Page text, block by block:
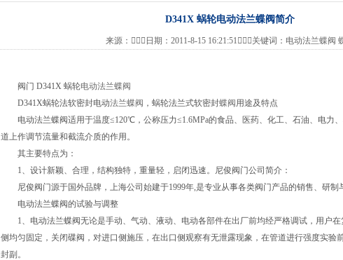
D341X 蜗轮电动法兰蝶阀简介
来源：日期：2011-8-15 16:21:51关键词： 电动法兰蝶阀
阀门 D341X 蜗轮电动法兰蝶阀
D341X蜗轮法软密封电动法兰蝶阀 ，蜗轮法兰式软密封蝶阀 用途及特点
电动法兰蝶阀适用于温度≤120℃，公称压力≤1.6MPa的食品、医药、化工、石油、电力
道上作调节流量和截流介质的作用。
其主要特点为：
1、设计新颖、合理，结构独特，重量轻，启闭迅速。尼俊阀门公司简介：
尼俊阀门源于国外品牌，上海公司始建于1999年,是专业从事各类阀门产品的销售、研制
电动法兰蝶阀的试验与调整
1、电动法兰蝶阀无论是手动、气动、液动、电动各部件在出厂前均经严格调试，用户在
侧均匀固定，关闭碟阀，对进口侧施压，在出口侧观察有无泄露现象，在管道进行强度实验
封副。